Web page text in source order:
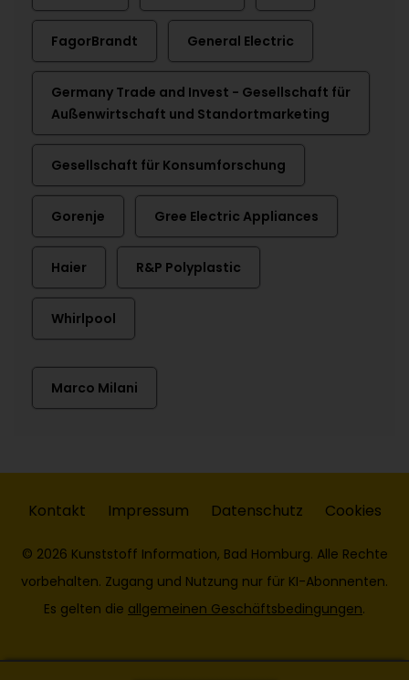
FagorBrandt General Electric
Germany Trade and Invest - Gesellschaft für
Außenwirtschaft und Standortmarketing
Gesellschaft für Konsumforschung
Gorenje Gree Electric Appliances
Haier R&P Polyplastic
Whirlpool
Marco Milani
Kontakt Impressum Datenschutz Cookies
© 2026 Kunststoff Information, Bad Homburg. Alle Rechte
vorbehalten. Zugang und Nutzung nur für KI-Abonnenten.
Es gelten die allgemeinen Geschäftsbedingungen.